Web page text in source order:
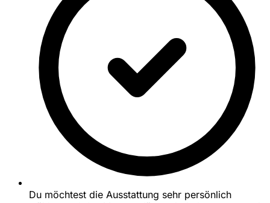
Du möchtest die Ausstattung sehr persönlich